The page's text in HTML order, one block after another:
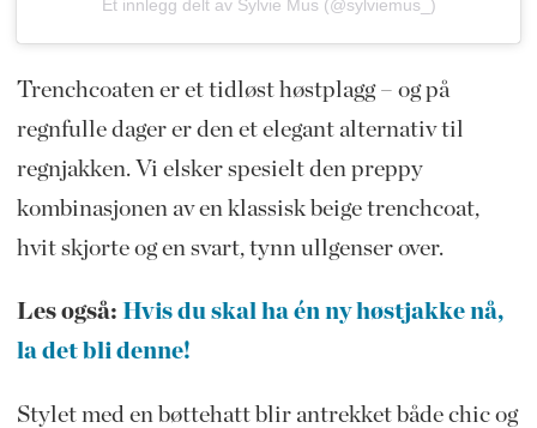
Et innlegg delt av Sylvie Mus (@sylviemus_)
Trenchcoaten er et tidløst høstplagg – og på
regnfulle dager er den et elegant alternativ til
regnjakken. Vi elsker spesielt den preppy
kombinasjonen av en klassisk beige trenchcoat,
hvit skjorte og en svart, tynn ullgenser over.
Les også: Hvis du skal ha én ny høstjakke nå,
la det bli denne!
Stylet med en bøttehatt blir antrekket både chic og